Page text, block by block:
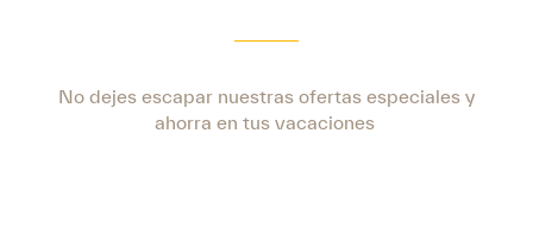
No dejes escapar nuestras ofertas especiales y
ahorra en tus vacaciones